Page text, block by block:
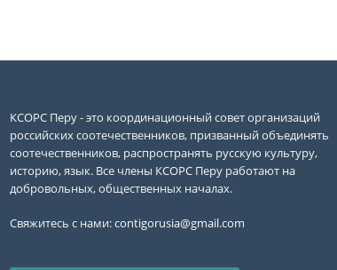
КСОРС Перу - это координационный совет организаций
российских соотечественников, призванный объединять
соотечественников, распространять русскую культуру,
историю, язык. Все члены КСОРС Перу работают на
добровольных, общественных началах.
Свяжитесь с нами:contigorusia@gmail.com